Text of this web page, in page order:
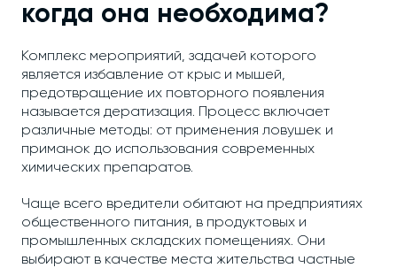
когда она необходима?
Комплекс мероприятий, задачей которого
является избавление от крыс и мышей,
предотвращение их повторного появления
называется дератизация. Процесс включает
различные методы: от применения ловушек и
приманок до использования современных
химических препаратов.
Чаще всего вредители обитают на предприятиях
общественного питания, в продуктовых и
промышленных складских помещениях. Они
выбирают в качестве места жительства частные